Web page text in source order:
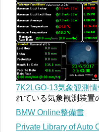
7K2LGO-13気象観測情
れている気象観測装置
BMW Online整備書
Private Library of Auto